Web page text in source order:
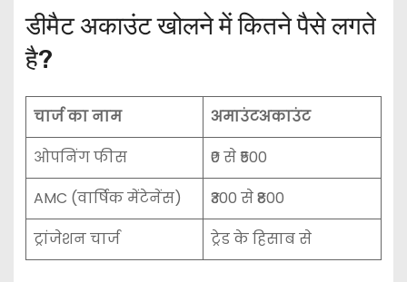
डीमैट अकाउंट खोलने में कितने पैसे लगते
है?
चार्ज का नाम
अमाउंटअकाउंट
ओपनिंग फीस
₹0 से ₹500
AMC (वार्षिक मेंटेनेंस)
₹300 से ₹800
ट्रांजेशन चार्ज
ट्रेड के हिसाब से